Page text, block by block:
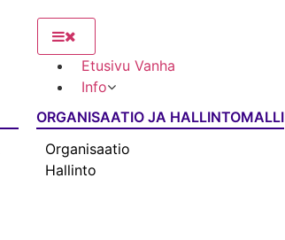
Etusivu Vanha
Info
ORGANISAATIO JA HALLINTOMALLI
Organisaatio
Hallinto